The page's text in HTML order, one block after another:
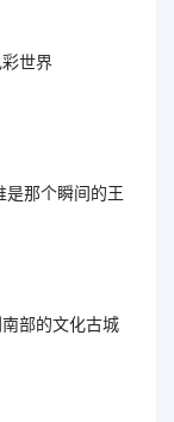
世界
是那个瞬间的王
部的文化古城